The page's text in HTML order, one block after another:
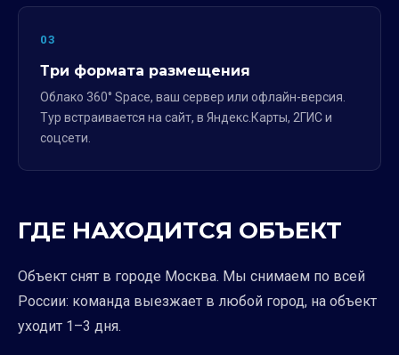
03
Три формата размещения
Облако 360° Space, ваш сервер или офлайн-версия.
Тур встраивается на сайт, в Яндекс.Карты, 2ГИС и
соцсети.
ГДЕ НАХОДИТСЯ ОБЪЕКТ
Объект снят в городе Москва. Мы снимаем по всей
России: команда выезжает в любой город, на объект
уходит 1–3 дня.